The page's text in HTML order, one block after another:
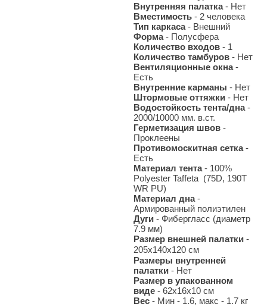
Внутренняя палатка- Нет
Вместимость - 2 человека
Тип каркаса- Внешний
Форма- Полусфера
Количество входов - 1
Количество тамбуров - Нет
Вентиляционные окна-
Есть
Внутренние карманы - Нет
Штормовые оттяжки - Нет
Водостойкость тента/дна-
2000/10000 мм. в.ст.
Герметизация швов -
Проклеены
Противомоскитная сетка-
Есть
Материал тента- 100%
Polyester Taffeta (75D, 190Т
WR PU)
Материал дна-
Армированный полиэтилен
Дуги - Фибергласс (диаметр
7.9 мм)
Размер внешней палатки -
205х140х120 см
Размеры внутренней
палатки - Нет
Размер в упакованном
виде - 62х16х10 см
Вес - Мин - 1.6, макс - 1.7 кг